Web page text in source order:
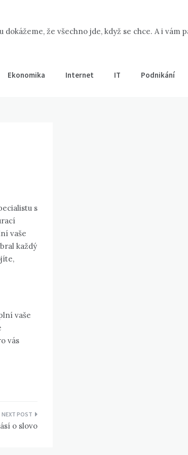
že všechno jde, když se chce. A i vám
Ekonomika Internet IT Podnikání
s
vaše
každý
vaše
vás
o slovo